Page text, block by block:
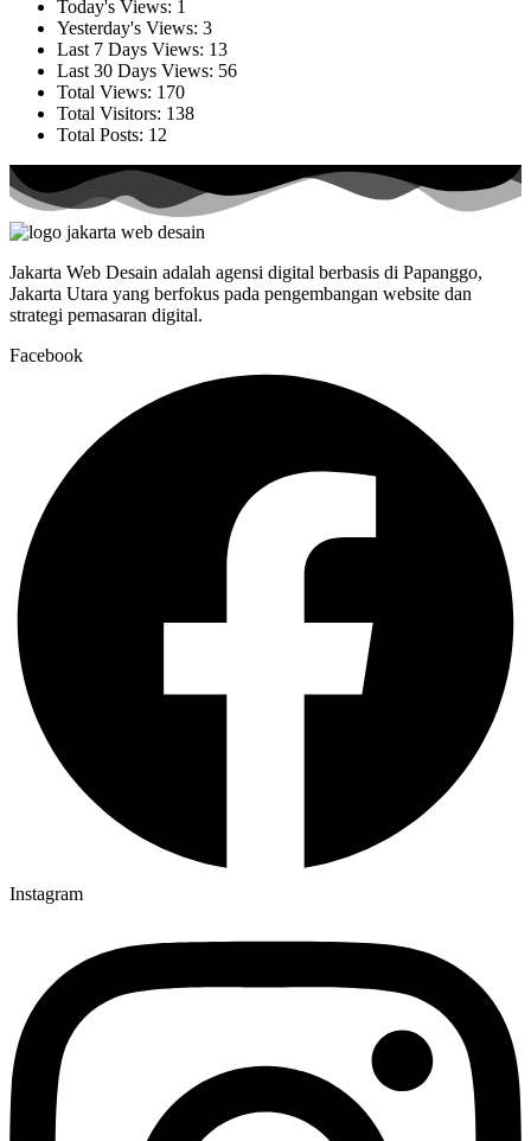
Today's Views: 1
Yesterday's Views: 3
Last 7 Days Views: 13
Last 30 Days Views: 56
Total Views: 170
Total Visitors: 138
Total Posts: 12
Jakarta Web Desain adalah agensi digital berbasis di Papanggo,
Jakarta Utara yang berfokus pada pengembangan website dan
strategi pemasaran digital.
Facebook
Instagram